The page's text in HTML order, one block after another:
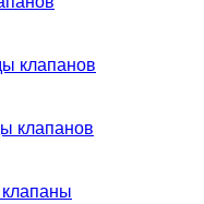
клапанов
клапанов